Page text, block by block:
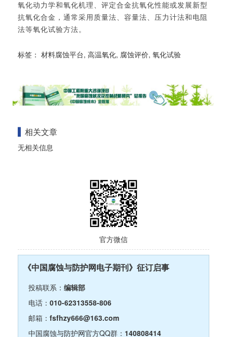
氧化动力学和氧化机理、评定合金抗氧化性能或发展新型
抗氧化合金，通常采用质量法、容量法、压力计法和电阻
法等氧化试验方法。
标签： 材料腐蚀平台, 高温氧化, 腐蚀评价, 氧化试验
相关文章
无相关信息
官方微信
《中国腐蚀与防护网电子期刊》征订启事
投稿联系： 编辑部
电话： 010-62313558-806
邮箱： fsfhzy666@163.com
中国腐蚀与防护网官方QQ群： 140808414